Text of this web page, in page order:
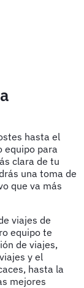
hasta el
equipo para
clara de tu
una toma de
que va más
viajes de
equipo te
de viajes,
y el
hasta la
mejores